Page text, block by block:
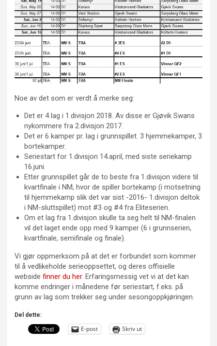
Noe av det som er verdt å merke seg:
Det er 4 lag i 1.divisjon 2018. Av disse er Gjøvik Swans
nykommere fra 2.divisjon 2017.
Det er 6 kamper pr. lag i grunnspillet. 3 hjemmekamper, 3
bortekamper.
Seriestart for 1.divisjon 14.april, med siste seriekamp
16.juni.
Etter grunnspillet går de to beste fra 1.divisjon videre til
kvartfinale i NM, hvor de spiller bortekamp (i motsetning
til hjemmekamp slik det var sist -2016- 1.divisjon deltok
i NM-sluttspillet) mot #3 og #4 fra Eliteserien.
Om et lag fra 1.divisjon skulle ta seg helt til NM-finalen
vil det laget ende opp med 9 kamper (6 i grunnserien,
kvartfinale, semifinale og finale).
Vi gjør oppmerksom på at det er forbundet som kommer
til å vedlikeholde serieoppsettet, og deres offisielle
webside finner du her. Erfaringsmessig vet vi at det kan
komme endringer i månedene før seriestart, f.eks. på
grunn av lag som trekker seg under sesongoppkjøringen.
Del dette:
E-post Skriv ut